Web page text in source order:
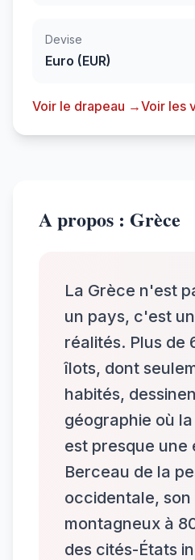
Devise
Euro (EUR)
Voir le drapeau →Voir les
A propos : Grèce
La Grèce n'est
un pays, c'est
réalités. Plus de
îlots, dont
habités,
géographie où
est presque une
Berceau de la
occidentale,
montagneux à
des cités-États